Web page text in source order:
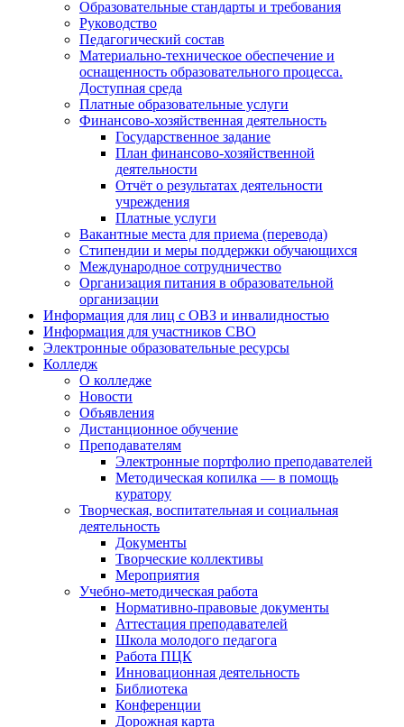
Образовательные стандарты и требования
Руководство
Педагогический состав
Материально-техническое обеспечение и
оснащенность образовательного процесса.
Доступная среда
Платные образовательные услуги
Финансово-хозяйственная деятельность
Государственное задание
План финансово-хозяйственной
деятельности
Отчёт о результатах деятельности
учреждения
Платные услуги
Вакантные места для приема (перевода)
Стипендии и меры поддержки обучающихся
Международное сотрудничество
Организация питания в образовательной
организации
Информация для лиц с ОВЗ и инвалидностью
Информация для участников СВО
Электронные образовательные ресурсы
Колледж
О колледже
Новости
Объявления
Дистанционное обучение
Преподавателям
Электронные портфолио преподавателей
Методическая копилка — в помощь
куратору
Творческая, воспитательная и социальная
деятельность
Документы
Творческие коллективы
Мероприятия
Учебно-методическая работа
Нормативно-правовые документы
Аттестация преподавателей
Школа молодого педагога
Работа ПЦК
Инновационная деятельность
Библиотека
Конференции
Дорожная карта